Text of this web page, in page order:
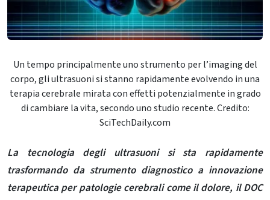
Un tempo principalmente uno strumento per l’imaging del
corpo, gli ultrasuoni si stanno rapidamente evolvendo in una
terapia cerebrale mirata con effetti potenzialmente in grado
di cambiare la vita, secondo uno studio recente. Credito:
SciTechDaily.com
La tecnologia degli ultrasuoni si sta rapidamente
trasformando da strumento diagnostico a innovazione
terapeutica per patologie cerebrali come il dolore, il DOC